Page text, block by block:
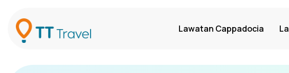
Lawatan Cappadocia